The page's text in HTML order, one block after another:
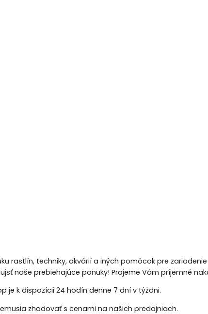
rastlín, techniky, akvárií a iných pomôcok pre
naše prebiehajúce ponuky! Prajeme Vám príjemné
je k dispozícii 24 hodín denne 7 dní v týždni.
zhodovať s cenami na našich predajniach.